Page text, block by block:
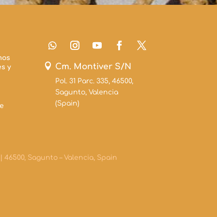
y
 Cm. Montiver S/N
Pol. 31 Parc. 335, 46500,
Sagunto, Valencia
(Spain)
46500, Sagunto – Valencia, Spain